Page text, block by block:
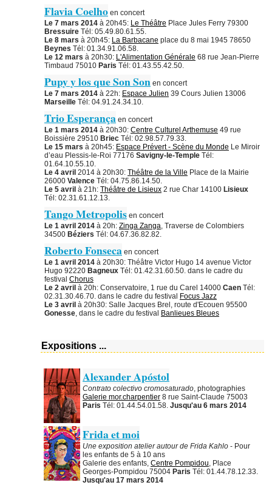
Flavia Coelho en concert
Le 7 mars 2014 à 20h45: Le Théâtre Place Jules Ferry 79300
Bressuire Tél: 05.49.80.61.55.
Le 8 mars à 20h45: La Barbacane place du 8 mai 1945 78650
Beynes Tél: 01.34.91.06.58.
Le 12 mars à 20h30: L'Alimentation Générale 68 rue Jean-Pierre
Timbaud 75010 Paris Tél: 01.43.55.42.50.
Pupy y los que Son Son en concert
Le 7 mars 2014 à 22h: Espace Julien 39 Cours Julien 13006
Marseille Tél: 04.91.24.34.10.
Trio Esperança en concert
Le 1 mars 2014 à 20h30: Centre Culturel Arthemuse 49 rue
Boissière 29510 Briec Tél: 02.98.57.79.33.
Le 15 mars à 20h45: Espace Prévert - Scène du Monde Le Miroir
d’eau Plessis-le-Roi 77176 Savigny-le-Temple Tél:
01.64.10.55.10.
Le 4 avril 2014 à 20h30: Théâtre de la Ville Place de la Mairie
26000 Valence Tél: 04.75.86.14.50.
Le 5 avril à 21h: Théâtre de Lisieux 2 rue Char 14100 Lisieux
Tél: 02.31.61.12.13.
Tango Metropolis en concert
Le 1 avril 2014 à 20h: Zinga Zanga, Traverse de Colombiers
34500 Béziers Tél: 04.67.36.82.82.
Roberto Fonseca en concert
Le 1 avril 2014 à 20h30: Théâtre Victor Hugo 14 avenue Victor
Hugo 92220 Bagneux Tél: 01.42.31.60.50. dans le cadre du
festival Chorus
Le 2 avril à 20h: Conservatoire, 1 rue du Carel 14000 Caen Tél:
02.31.30.46.70. dans le cadre du festival Focus Jazz
Le 3 avril à 20h30: Salle Jacques Brel, route d'Ecouen 95500
Gonesse, dans le cadre du festival Banlieues Bleues
Expositions ...
Alexander Apóstol
Contrato colectivo cromosaturado, photographies
Galerie mor.charpentier 8 rue Saint-Claude 75003
Paris Tél: 01.44.54.01.58. Jusqu'au 6 mars 2014
Frida et moi
Une exposition atelier autour de Frida Kahlo - Pour
les enfants de 5 à 10 ans
Galerie des enfants, Centre Pompidou, Place
Georges-Pompidou 75004 Paris Tél: 01.44.78.12.33.
Jusqu'au 17 mars 2014